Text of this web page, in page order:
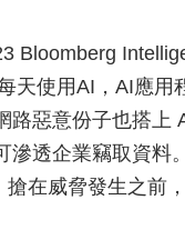
Bloomberg
天使用AI，AI應用
路惡意份子也搭上
滲透企業竊取資料
在威脅發生之前